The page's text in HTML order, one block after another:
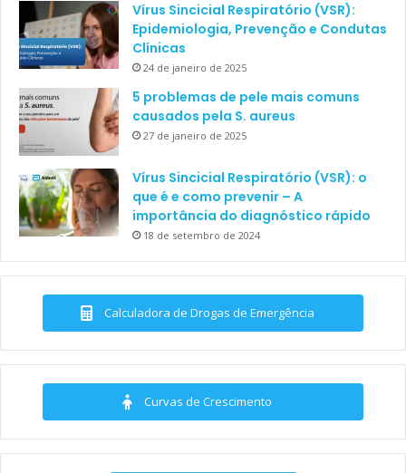
Vírus Sincicial Respiratório (VSR):
Epidemiologia, Prevenção e Condutas
Clínicas
24 de janeiro de 2025
5 problemas de pele mais comuns
causados pela S. aureus
27 de janeiro de 2025
Vírus Sincicial Respiratório (VSR): o
que é e como prevenir – A
importância do diagnóstico rápido
18 de setembro de 2024
Calculadora de Drogas de Emergência
Curvas de Crescimento